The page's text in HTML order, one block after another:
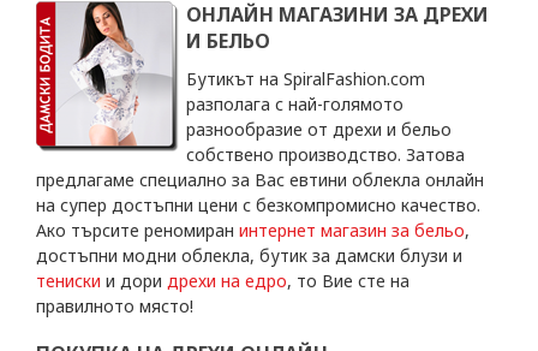
ОНЛАЙН МАГАЗИНИ ЗА ДРЕХИ
И БЕЛЬО
Бутикът на SpiralFashion.com
разполага с най-голямото
разнообразие от дрехи и бельо
собствено производство. Затова
предлагаме специално за Вас евтини облекла онлайн
на супер достъпни цени с безкомпромисно качество.
Ако търсите реномиран интернет магазин за бельо,
достъпни модни облекла, бутик за дамски блузи и
тениски и дори дрехи на едро, то Вие сте на
правилното място!